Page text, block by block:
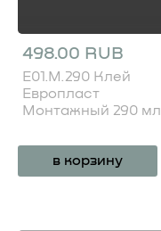
498.00 RUB
E01.M.290 Клей
Европласт
Монтажный 290 мл.
в корзину